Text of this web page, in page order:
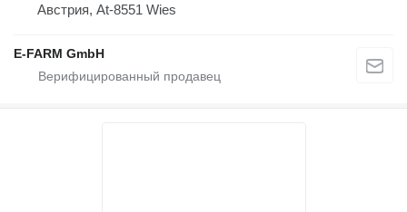
Австрия, At-8551 Wies
E-FARM GmbH